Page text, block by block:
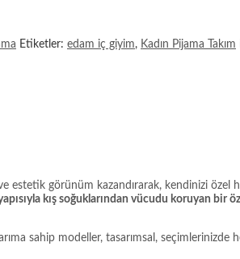
Etiketler: edam iç giyim, Kadın Pijama Takım
estetik görünüm kazandırarak, kendinizi
yapısıyla kış soğuklarından vücudu koruyan bir
sahip modeller, tasarımsal, seçimlerinizde